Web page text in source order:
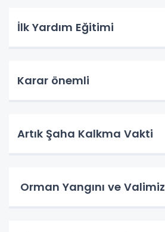
İlk Yardım Eğitimi
Karar önemli
Artık Şaha Kalkma Vakti
Orman Yangını ve Valimiz